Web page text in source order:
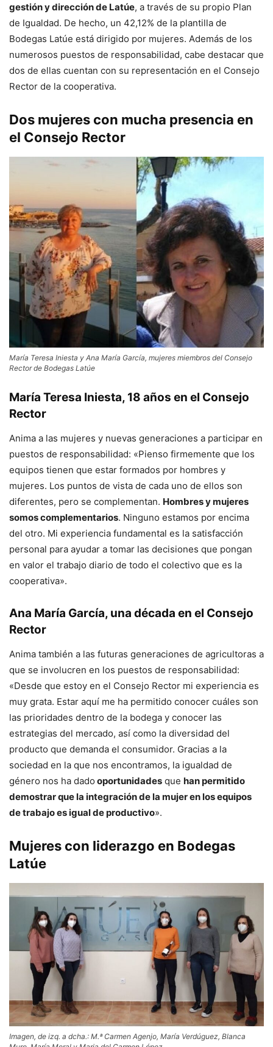
gestión y dirección de Latúe, a través de su propio Plan
de Igualdad. De hecho, un 42,12% de la plantilla de
Bodegas Latúe está dirigido por mujeres. Además de los
numerosos puestos de responsabilidad, cabe destacar que
dos de ellas cuentan con su representación en el Consejo
Rector de la cooperativa.
Dos mujeres con mucha presencia en
el Consejo Rector
María Teresa Iniesta y Ana María García, mujeres miembros del Consejo
Rector de Bodegas Latúe
María Teresa Iniesta, 18 años en el Consejo
Rector
Anima a las mujeres y nuevas generaciones a participar en
puestos de responsabilidad: «Pienso firmemente que los
equipos tienen que estar formados por hombres y
mujeres. Los puntos de vista de cada uno de ellos son
diferentes, pero se complementan. Hombres y mujeres
somos complementarios. Ninguno estamos por encima
del otro. Mi experiencia fundamental es la satisfacción
personal para ayudar a tomar las decisiones que pongan
en valor el trabajo diario de todo el colectivo que es la
cooperativa».
Ana María García, una década en el Consejo
Rector
Anima también a las futuras generaciones de agricultoras a
que se involucren en los puestos de responsabilidad:
«Desde que estoy en el Consejo Rector mi experiencia es
muy grata. Estar aquí me ha permitido conocer cuáles son
las prioridades dentro de la bodega y conocer las
estrategias del mercado, así como la diversidad del
producto que demanda el consumidor. Gracias a la
sociedad en la que nos encontramos, la igualdad de
género nos ha dado oportunidades que han permitido
demostrar que la integración de la mujer en los equipos
de trabajo es igual de productivo».
Mujeres con liderazgo en Bodegas
Latúe
Imagen, de izq. a dcha.: M.ª Carmen Agenjo, María Verdúguez, Blanca